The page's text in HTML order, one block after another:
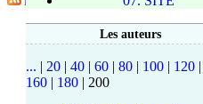
Les auteurs
... | 20 |40 |60 |80 | 100 | 120 |
160 | 180 | 200